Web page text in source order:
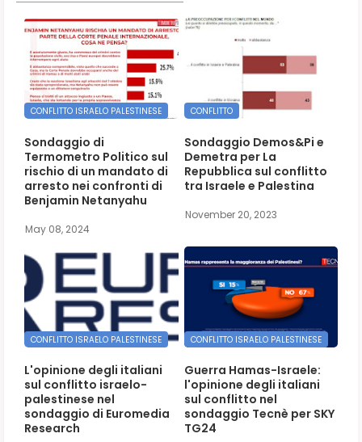
CONFLITTO ISRAELO PALESTINESE
Sondaggio di
Termometro Politico sul
rischio di un mandato di
arresto nei confronti di
Benjamin Netanyahu
May 08, 2024
CONFLITTO
Sondaggio Demos&Pi e
Demetra per La
Repubblica sul conflitto
tra Israele e Palestina
November 20, 2023
CONFLITTO ISRAELO PALESTINESE
L'opinione degli italiani
sul conflitto israelo-
palestinese nel
sondaggio di Euromedia
Research
CONFLITTO ISRAELO PALESTINESE
Guerra Hamas-Israele:
l'opinione degli italiani
sul conflitto nel
sondaggio Tecnè per SKY
TG24